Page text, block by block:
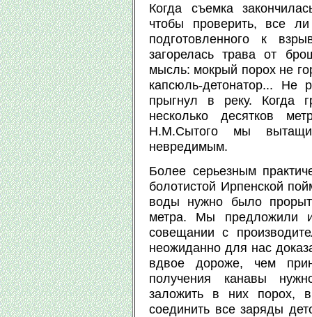
Когда съемка
чтобы проверить, все
подготовленного к
загорелась трава от
мысль: мокрый порох не
капсюль-детонатор...
прыгнул в реку. Когда
несколько десятков
Н.М.Сытого мы
невредимым.
Более серьезным
болотистой Ирпенской
воды нужно было
метра. Мы предложили
совещании с
неожиданно для нас
вдвое дороже, чем
получения канавы
заложить в них порох,
соединить все заряды